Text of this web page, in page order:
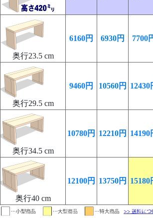
奥行23.5 cm
6160円 6930円 7700
奥行29.5 cm
9460円 10560円 12430
奥行34.5 cm
10780円 12210円 14190
奥行40 cm
12100円 13750円 15180